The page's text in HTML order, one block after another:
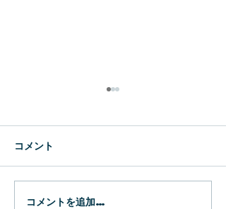
コメント
コメントを追加…